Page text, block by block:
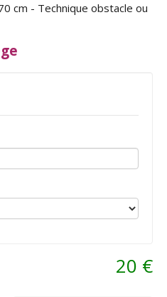
cm - Technique obstacle ou
20 €